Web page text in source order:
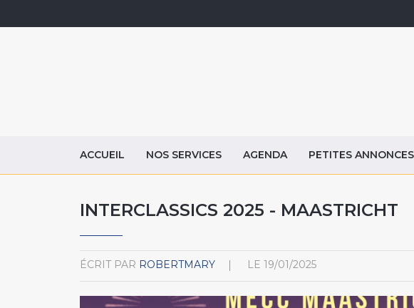
ACCUEIL NOS SERVICES AGENDA PETITES ANNONCES
INTERCLASSICS 2025 - MAASTRICHT
ÉCRIT PAR ROBERTMARY LE 19/01/2025